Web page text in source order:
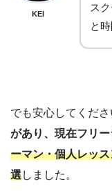
KEI
ス
と
でも安心してくださ
があり、現在フリ
ーマン・個人レッ
選しました。